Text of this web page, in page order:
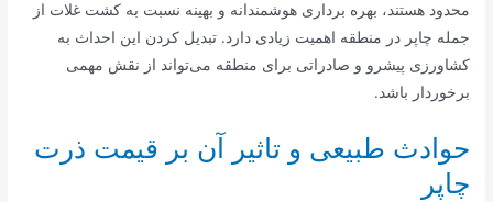
محدود هستند، بهره برداری هوشمندانه و بهینه نسبت به کشت غلات از
جمله چاپر در منطقه اهمیت زیادی دارد. تبدیل کردن این احداث به
کشاورزی پیشرو و صادراتی برای منطقه می‌تواند از نقش مهمی
برخوردار باشد.
حوادث طبیعی و تاثیر آن بر قیمت ذرت
چاپر